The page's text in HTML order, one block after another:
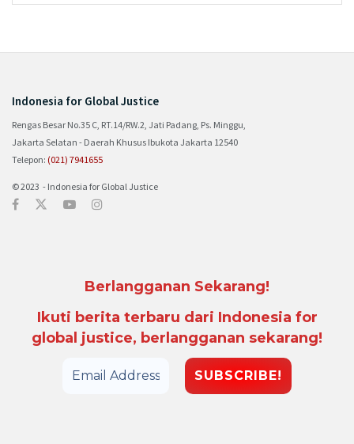
Indonesia for Global Justice
Rengas Besar No.35 C, RT.14/RW.2, Jati Padang, Ps. Minggu,
Jakarta Selatan - Daerah Khusus Ibukota Jakarta 12540
Telepon: (021) 7941655
© 2023 - Indonesia for Global Justice
Berlangganan Sekarang!
Ikuti berita terbaru dari Indonesia for
global justice, berlangganan sekarang!